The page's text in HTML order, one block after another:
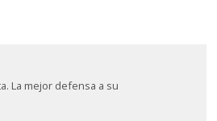
La mejor defensa a su